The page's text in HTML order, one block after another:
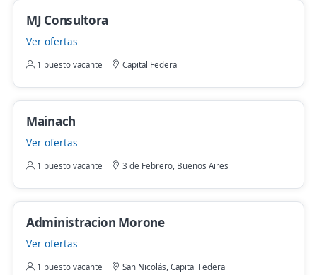
MJ Consultora
Ver ofertas
1 puesto vacante Capital Federal
Mainach
Ver ofertas
1 puesto vacante 3 de Febrero, Buenos Aires
Administracion Morone
Ver ofertas
1 puesto vacante San Nicolás, Capital Federal